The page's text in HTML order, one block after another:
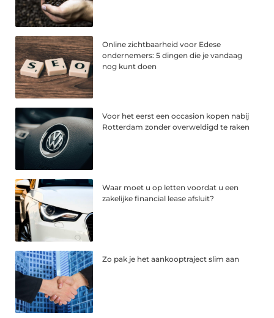
Online zichtbaarheid voor Edese
ondernemers: 5 dingen die je vandaag
nog kunt doen
Voor het eerst een occasion kopen nabij
Rotterdam zonder overweldigd te raken
Waar moet u op letten voordat u een
zakelijke financial lease afsluit?
Zo pak je het aankooptraject slim aan